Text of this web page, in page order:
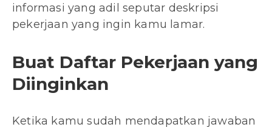
informasi yang adil seputar deskripsi
pekerjaan yang ingin kamu lamar.
Buat Daftar Pekerjaan yang
Diinginkan
Ketika kamu sudah mendapatkan jawaban